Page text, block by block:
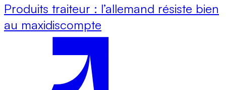
Produits traiteur : l’allemand résiste bien
au maxidiscompte